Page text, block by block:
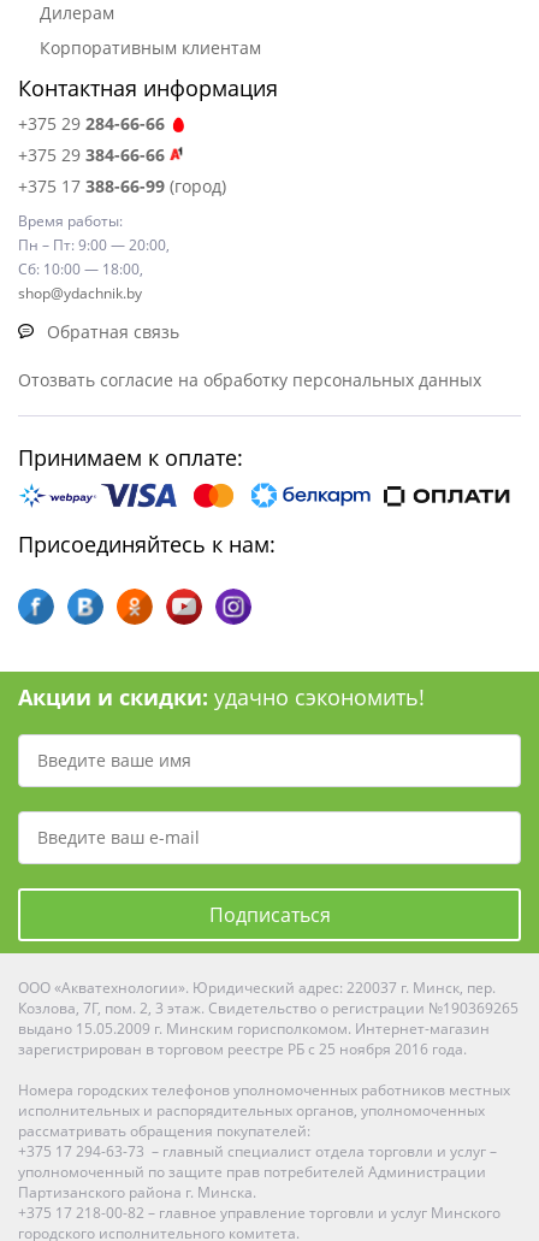
Дилерам
Корпоративным клиентам
Контактная информация
+375 29 284-66-66
+375 29 384-66-66
+375 17 388-66-99 (город)
Время работы:
Пн – Пт: 9:00 — 20:00,
Сб: 10:00 — 18:00,
shop@ydachnik.by
Обратная связь
Отозвать согласие на обработку персональных данных
Принимаем к оплате:
Присоединяйтесь к нам:
Акции и скидки: удачно сэкономить!
Подписаться
ООО «Акватехнологии». Юридический адрес: 220037 г. Минск, пер.
Козлова, 7Г, пом. 2, 3 этаж. Свидетельство о регистрации №190369265
выдано 15.05.2009 г. Минским горисполкомом. Интернет-магазин
зарегистрирован в торговом реестре РБ с 25 ноября 2016 года.
Номера городских телефонов уполномоченных работников местных
исполнительных и распорядительных органов, уполномоченных
рассматривать обращения покупателей:
+375 17 294-63-73 – главный специалист отдела торговли и услуг –
уполномоченный по защите прав потребителей Администрации
Партизанского района г. Минска.
+375 17 218-00-82 – главное управление торговли и услуг Минского
городского исполнительного комитета.